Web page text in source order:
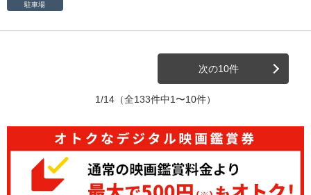
駐車場
次の10件
1/14 （全133件中1〜10件）